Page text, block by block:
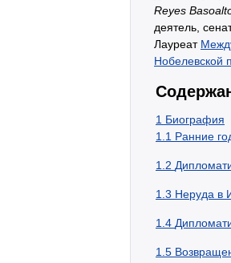
Reyes
деятель,
Лауреат
Нобелевской
1 Биография
1.1 Ранние
1.2
1.3 Неруда в
1.4
1.5